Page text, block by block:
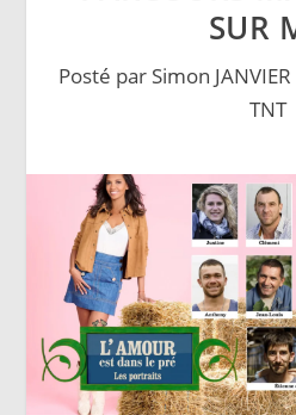
SUR
Posté par Simon JANVIER
TNT